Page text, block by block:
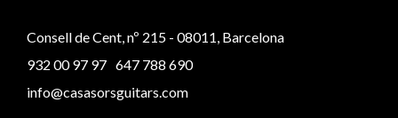
Consell de Cent, nº 215 - 08011, Barcelona
932 00 97 97 647 788 690
info@casasorsguitars.com